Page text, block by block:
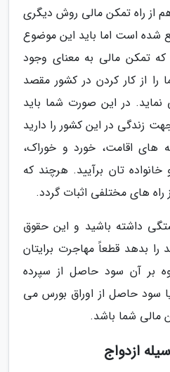
به سوئد 2025 آن هم از راه تمکن مالی روش دیگری
است اما باید این موضوع
که تمکن مالی به معنای وجود
از کار کردن در کشور مقصد
در این صورت شما باید
زندگی در این کشور را دارید
های اقامت، خورد و خوراک،
تان برآیید. هرچند که
های مختلفی اثبات گردد.
داشته باشید و این حقوق
را بدهد قطعاً مهاجرت برایتان
بر آن سود حاصل از سپرده
سود حاصل از اوراق بورس می
مالی شما باشد.
ازدواج